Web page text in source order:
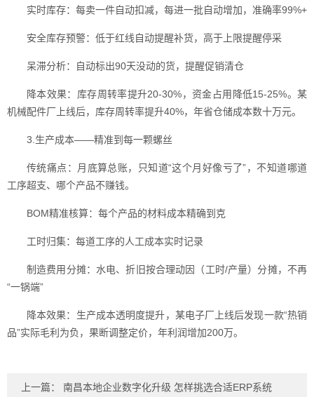
实时库存：每卖一件自动扣减，每进一批自动增加，准确率99%+
安全库存预警：低于红线自动提醒补货，高于上限提醒停采
呆滞分析：自动标出90天没动的货，提醒促销清仓
降本效果：库存周转率提升20-30%，资金占用降低15-25%。某
机械配件厂上线后，库存周转率提升40%，年省仓储成本数十万元。
3.生产成本——精准到每一颗螺丝
传统痛点：月底算总账，只知道“这个月好像亏了”，不知道哪道
工序超支、哪个产品不赚钱。
BOM精准核算：每个产品的材料成本精确到克
工时归集：每道工序的人工成本实时记录
制造费用分摊：水电、折旧按合理动因（工时/产量）分摊，不再
“一锅端”
降本效果：生产成本透明度提升，某电子厂上线后发现一款“热销
品”实际毛利为负，果断调整定价，年利润增加200万。
上一篇： 南昌本地企业数字化升级 怎样挑选合适ERP系统